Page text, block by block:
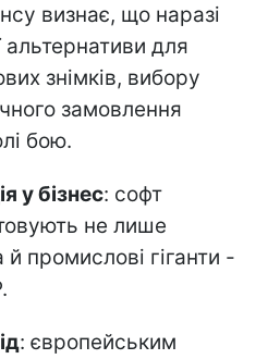
визнає, що наразі
для
знімків, вибору
замовлення
бою.
у бізнес: софт
не лише
промислові гіганти -
: європейським